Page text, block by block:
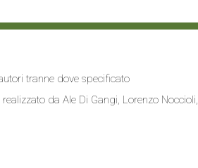
tranne dove specificato
da Ale Di Gangi, Lorenzo Noccioli,